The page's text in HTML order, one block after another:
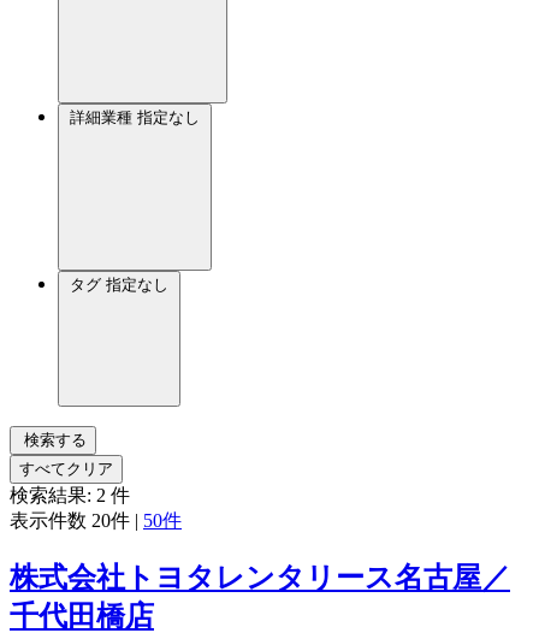
詳細業種 指定なし
タグ 指定なし
検索する
すべてクリア
検索結果: 2 件
表示件数 20件 | 50件
株式会社トヨタレンタリース名古屋／
千代田橋店